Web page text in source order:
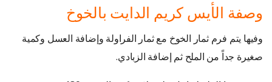
وصفة الأيس كريم الدايت بالخوخ
وفيها يتم فرم ثمار الخوخ مع ثمار الفراولة وإضافة العسل وكمية
صغيرة جداً من الملح ثم إضافة الزبادي.